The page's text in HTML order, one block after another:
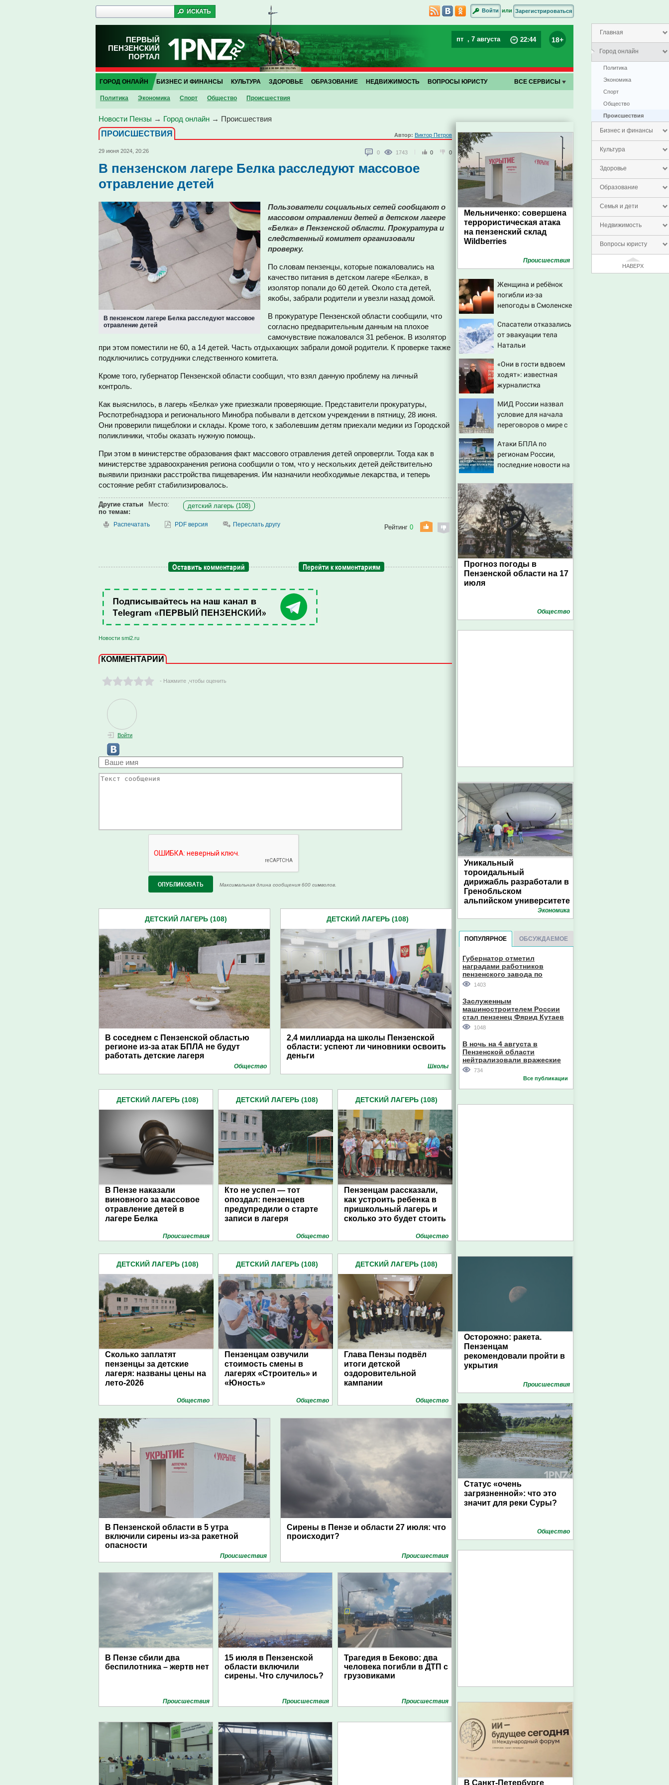
Главная
Город онлайн
Политика
Экономика
Спорт
Общество
Проиcшествия
Бизнес и финансы
Культура
Здоровье
Образование
Семья и дети
Недвижимость
Вопросы юристу
НАВЕРХ
Войти или Зарегистрироваться
ПЕРВЫЙ
ПЕНЗЕНСКИЙ
ПОРТАЛ
пт , 7 августа 22:44 18+
ГОРОД ОНЛАЙН
Политика Экономика Спорт Общество Проиcшествия
БИЗНЕС И ФИНАНСЫ КУЛЬТУРА ЗДОРОВЬЕ ОБРАЗОВАНИЕ НЕДВИЖИМОСТЬ ВОПРОСЫ ЮРИСТУ ВСЕ СЕРВИСЫ
Новости Пензы → Город онлайн → Проиcшествия
ПРОИCШЕСТВИЯ
Автор: Виктор Петров
29 июня 2024, 20:26 0 1743 0 0
В пензенском лагере Белка расследуют массовое
отравление детей
В пензенском лагере Белка расследуют массовое
отравление детей
Пользователи социальных сетей сообщают о
массовом отравлении детей в детском лагере
«Белка» в Пензенской области. Прокуратура и
следственный комитет организовали
проверку.
По словам пензенцы, которые пожаловались на
качество питания в детском лагере «Белка», в
изолятор попали до 60 детей. Около ста детей,
якобы, забрали родители и увезли назад домой.
В прокуратуре Пензенской области сообщили, что
согласно предварительным данным на плохое
самочувствие пожаловался 31 ребенок. В изолятор
при этом поместили не 60, а 14 детей. Часть отдыхающих забрали домой родители. К проверке также
подключились сотрудники следственного комитета.
Кроме того, губернатор Пензенской области сообщил, что взял данную проблему на личный
контроль.
Как выяснилось, в лагерь «Белка» уже приезжали проверяющие. Представители прокуратуры,
Роспотребнадзора и регионального Минобра побывали в детском учреждении в пятницу, 28 июня.
Они проверили пищеблоки и склады. Кроме того, к заболевшим детям приехали медики из Городской
поликлиники, чтобы оказать нужную помощь.
При этом в министерстве образования факт массового отравления детей опровергли. Тогда как в
министерстве здравоохранения региона сообщили о том, что у нескольких детей действительно
выявили признаки расстройства пищеварения. Им назначили необходимые лекарства, и теперь
состояние ребят стабилизировалось.
Другие статьи
по темам:
Место: детский лагерь (108)
Распечатать PDF версия Переслать другу Рейтинг 0
Оставить комментарий Перейти к комментариям
Новости smi2.ru
КОММЕНТАРИИ
- Нажмите ,чтобы оценить
Войти
Максимальная длина сообщения 600 символов.
ДЕТСКИЙ ЛАГЕРЬ (108)
В соседнем с Пензенской областью
регионе из-за атак БПЛА не будут
работать детские лагеря
Общество
ДЕТСКИЙ ЛАГЕРЬ (108)
2,4 миллиарда на школы Пензенской
области: успеют ли чиновники освоить
деньги
Школы
ДЕТСКИЙ ЛАГЕРЬ (108)
В Пензе наказали
виновного за массовое
отравление детей в
лагере Белка
Проиcшествия
ДЕТСКИЙ ЛАГЕРЬ (108)
Кто не успел — тот
опоздал: пензенцев
предупредили о старте
записи в лагеря
Общество
ДЕТСКИЙ ЛАГЕРЬ (108)
Пензенцам рассказали,
как устроить ребенка в
пришкольный лагерь и
сколько это будет стоить
Общество
ДЕТСКИЙ ЛАГЕРЬ (108)
Сколько заплатят
пензенцы за детские
лагеря: названы цены на
лето-2026
Общество
ДЕТСКИЙ ЛАГЕРЬ (108)
Пензенцам озвучили
стоимость смены в
лагерях «Строитель» и
«Юность»
Общество
ДЕТСКИЙ ЛАГЕРЬ (108)
Глава Пензы подвёл
итоги детской
оздоровительной
кампании
Общество
В Пензенской области в 5 утра
включили сирены из-за ракетной
опасности
Проиcшествия
Сирены в Пензе и области 27 июля: что
происходит?
Проиcшествия
В Пензе сбили два
беспилотника – жертв нет
Проиcшествия
15 июля в Пензенской
области включили
сирены. Что случилось?
Проиcшествия
Трагедия в Беково: два
человека погибли в ДТП с
грузовиками
Проиcшествия
Мельниченко: совершена
террористическая атака
на пензенский склад
Wildberries
Проиcшествия
Женщина и ребёнок
погибли из-за
непогоды в Смоленске
Спасатели отказались
от эвакуации тела
Натальи
семитысячника
«Они в гости вдвоем
ходят»: известная
журналистка
Бондарчука и
Исаковой
МИД России назвал
условие для начала
переговоров о мире с
Атаки БПЛА по
регионам России,
последние новости на
последствия, атаки на
склады Wildberries,
состояние
пострадавших
Прогноз погоды в
Пензенской области на 17
июля
Общество
Уникальный
тороидальный
дирижабль разработали в
Гренобльском
альпийском университете
Экономика
ПОПУЛЯРНОЕ ОБСУЖДАЕМОЕ
Губернатор отметил
наградами работников
пензенского завода по
производству станков
1403
Заслуженным
машиностроителем России
стал пензенец Фярид Кутаев
1048
В ночь на 4 августа в
Пензенской области
нейтрализовали вражеские
дроны
734
Все публикации
Осторожно: ракета.
Пензенцам
рекомендовали пройти в
укрытия
Проиcшествия
Статус «очень
загрязненной»: что это
значит для реки Суры?
Общество
В Санкт-Петербурге